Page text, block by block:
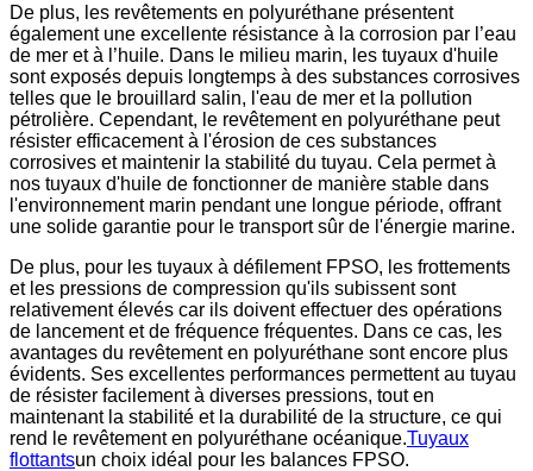
De plus, les revêtements en polyuréthane présentent
également une excellente résistance à la corrosion par l’eau
de mer et à l’huile. Dans le milieu marin, les tuyaux d'huile
sont exposés depuis longtemps à des substances corrosives
telles que le brouillard salin, l'eau de mer et la pollution
pétrolière. Cependant, le revêtement en polyuréthane peut
résister efficacement à l'érosion de ces substances
corrosives et maintenir la stabilité du tuyau. Cela permet à
nos tuyaux d'huile de fonctionner de manière stable dans
l'environnement marin pendant une longue période, offrant
une solide garantie pour le transport sûr de l'énergie marine.
De plus, pour les tuyaux à défilement FPSO, les frottements
et les pressions de compression qu'ils subissent sont
relativement élevés car ils doivent effectuer des opérations
de lancement et de fréquence fréquentes. Dans ce cas, les
avantages du revêtement en polyuréthane sont encore plus
évidents. Ses excellentes performances permettent au tuyau
de résister facilement à diverses pressions, tout en
maintenant la stabilité et la durabilité de la structure, ce qui
rend le revêtement en polyuréthane océanique.Tuyaux
flottantsun choix idéal pour les balances FPSO.